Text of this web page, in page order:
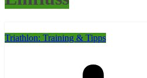
Triathlon: Training & Tipps